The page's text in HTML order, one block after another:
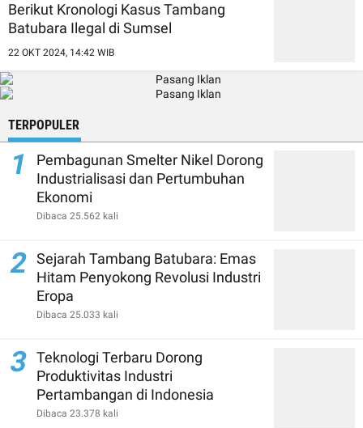
Berikut Kronologi Kasus Tambang
Batubara Ilegal di Sumsel
22 OKT 2024, 14:42 WIB
TERPOPULER
1
Pembagunan Smelter Nikel Dorong
Industrialisasi dan Pertumbuhan
Ekonomi
Dibaca 25.562 kali
2 Sejarah Tambang Batubara: Emas
Hitam Penyokong Revolusi Industri
Eropa
Dibaca 25.033 kali
3 Teknologi Terbaru Dorong
Produktivitas Industri
Pertambangan di Indonesia
Dibaca 23.378 kali